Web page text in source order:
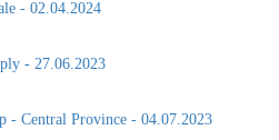
- 27.06.2023
- Central Province - 04.07.2023
North Central Province - 22.08.2023